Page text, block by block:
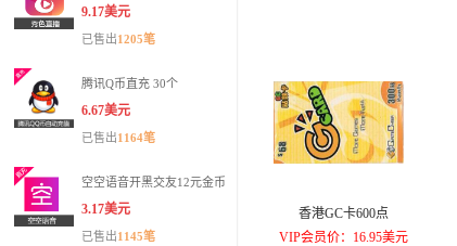
9.17美元
已售出1205笔
腾讯Q币直充 30个
6.67美元
已售出1164笔
空空语音开黑交友12元金币
3.17美元
已售出1145笔
香港GC卡600点
VIP会员价：16.95美元